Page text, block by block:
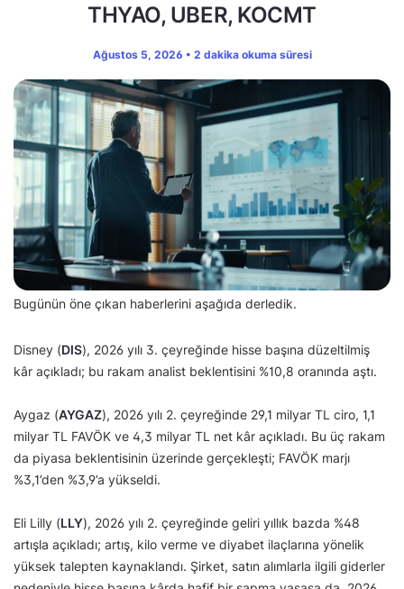
THYAO, UBER, KOCMT
Ağustos 5, 2026 • 2 dakika okuma süresi
Bugünün öne çıkan haberlerini aşağıda derledik.
Disney (DIS), 2026 yılı 3. çeyreğinde hisse başına düzeltilmiş
kâr açıkladı; bu rakam analist beklentisini %10,8 oranında aştı.
Aygaz (AYGAZ), 2026 yılı 2. çeyreğinde 29,1 milyar TL ciro, 1,1
milyar TL FAVÖK ve 4,3 milyar TL net kâr açıkladı. Bu üç rakam
da piyasa beklentisinin üzerinde gerçekleşti; FAVÖK marjı
%3,1’den %3,9’a yükseldi.
Eli Lilly (LLY), 2026 yılı 2. çeyreğinde geliri yıllık bazda %48
artışla açıkladı; artış, kilo verme ve diyabet ilaçlarına yönelik
yüksek talepten kaynaklandı. Şirket, satın alımlarla ilgili giderler